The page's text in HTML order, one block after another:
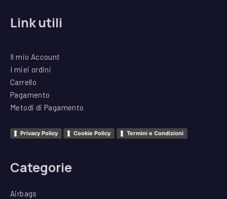
Link utili
Il mio Account
I miei ordini
Carrello
Pagamento
Metodi di Pagamento
Privacy Policy Cookie Policy Termini e Condizioni
Categorie
Airbags